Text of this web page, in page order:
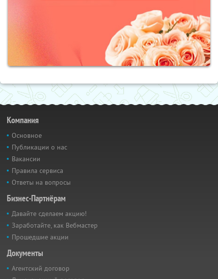
Компания
Основное
Публикации о нас
Вакансии
Правила сервиса
Ответы на вопросы
Бизнес-Партнёрам
Давайте сделаем акцию!
Заработайте, как Вебмастер
Прошедшие акции
Документы
Агентский договор